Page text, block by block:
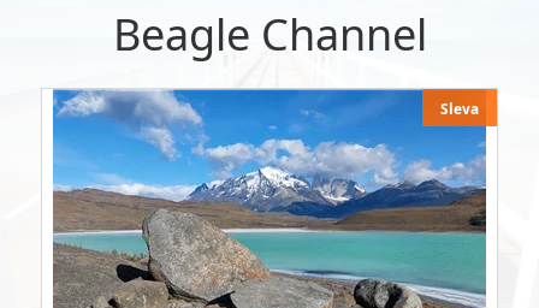
Beagle Channel
Sleva